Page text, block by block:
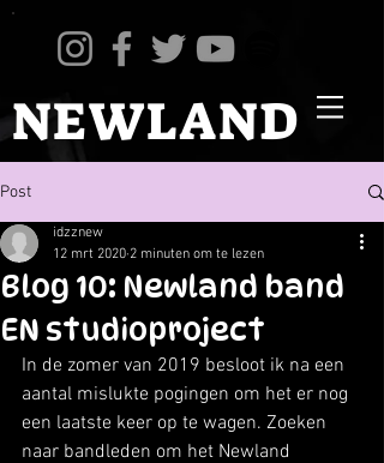
NEWLAND
Post
Blog 10: Newland band
EN studioproject
idzznew
12 mrt 2020 2 minuten om te lezen
In de zomer van 2019 besloot ik na een
aantal mislukte pogingen om het er nog
een laatste keer op te wagen. Zoeken
naar bandleden om het Newland